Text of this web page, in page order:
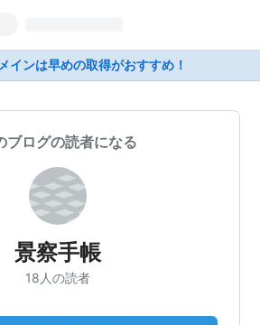
インは早めの取得がおすすめ！
ブログの読者になる
景察手帳
18人の読者